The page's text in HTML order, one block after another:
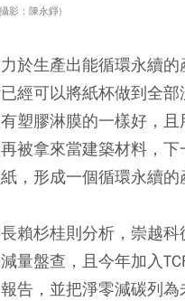
影：陳永錚)
於生產出能循環永續的
經可以將紙杯做到全部
塑膠淋膜的一樣好，
被拿來當建築材料，下
，形成一個循環永續的
賴杉桂則分析，崇越
量盤查，且今年加入
告，並把淨零減碳列為